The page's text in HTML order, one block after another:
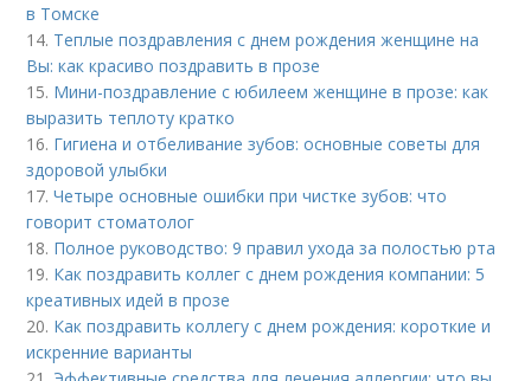
в Томске
14. Теплые поздравления с днем рождения женщине на
Вы: как красиво поздравить в прозе
15. Мини-поздравление с юбилеем женщине в прозе: как
выразить теплоту кратко
16. Гигиена и отбеливание зубов: основные советы для
здоровой улыбки
17.Четыре основные ошибки при чистке зубов: что
говорит стоматолог
18. Полное руководство: 9 правил ухода за полостью рта
19. Как поздравить коллег с днем рождения компании: 5
креативных идей в прозе
20. Как поздравить коллегу с днем рождения: короткие и
искренние варианты